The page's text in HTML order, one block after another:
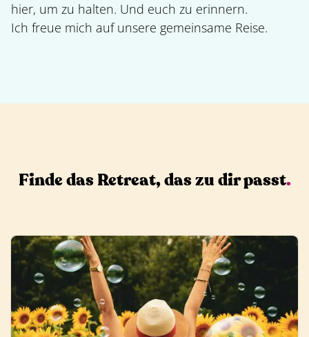
hier, um zu halten. Und euch zu erinnern.
Ich freue mich auf unsere gemeinsame Reise.
Finde das Retreat, das zu dir passt.